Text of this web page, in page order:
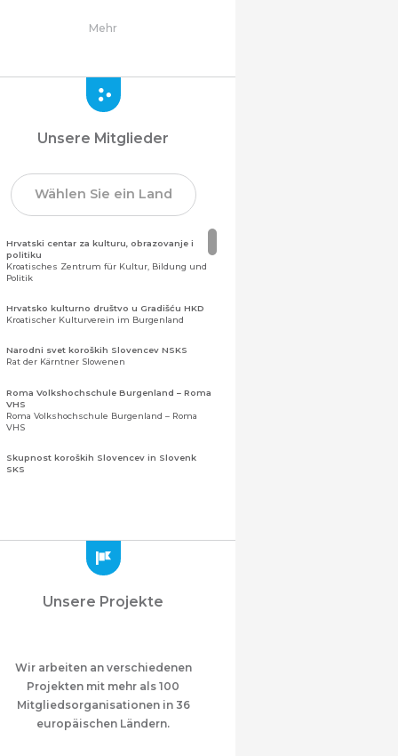
Mehr
Unsere Mitglieder
Wählen Sie ein Land
Hrvatski centar za kulturu, obrazovanje i
politiku
Kroatisches Zentrum für Kultur, Bildung und
Politik
Hrvatsko kulturno društvo u Gradišću HKD
Kroatischer Kulturverein im Burgenland
Narodni svet koroških Slovencev NSKS
Rat der Kärntner Slowenen
Roma Volkshochschule Burgenland – Roma
VHS
Roma Volkshochschule Burgenland – Roma
VHS
Skupnost koroških Slovencev in Slovenk
SKS
Montenegrinische Gemeinschaft in Albanien
Mazedonischer Verein "Ilinden" – Tirana
Meshet Türkleri Cemiyeti Azerbaycan’da
“VATAN”
"Vatan" Öffentliche Union der in
Aserbaidschan lebenden Ahiska-Türken
Unsere Projekte
Wir arbeiten an verschiedenen
Projekten mit mehr als 100
Mitgliedsorganisationen in 36
europäischen Ländern.